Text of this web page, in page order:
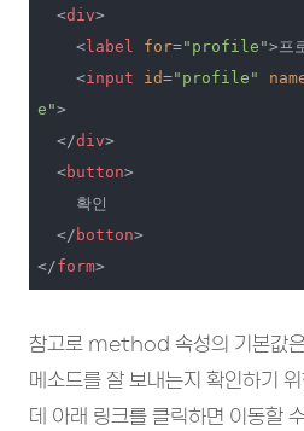
<div>
<label for="profile"> 프
<input id="profile"
e">
</div>
<button>
</ botton>
</form>
참고로 method 속성의 기본값
메소드를 잘 보내는지 확인하기
데 아래 링크를 클릭하면 이동할